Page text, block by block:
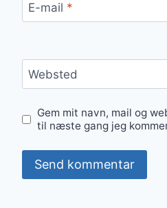
E-mail *
Websted
Gem mit navn, mail og
til næste gang jeg